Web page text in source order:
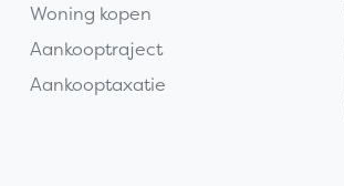
Woning kopen
Aankooptraject
Aankooptaxatie